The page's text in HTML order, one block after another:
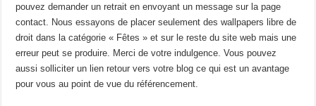
pouvez demander un retrait en envoyant un message sur la page
contact. Nous essayons de placer seulement des wallpapers libre de
droit dans la catégorie « Fêtes » et sur le reste du site web mais une
erreur peut se produire. Merci de votre indulgence. Vous pouvez
aussi solliciter un lien retour vers votre blog ce qui est un avantage
pour vous au point de vue du référencement.